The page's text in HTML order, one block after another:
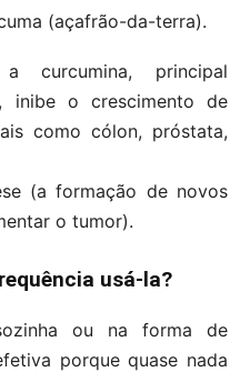
(açafrão-da-terra).
curcumina, principal
inibe o crescimento de
como cólon, próstata,
(a formação de novos
o tumor).
usá-la?
ou na forma de
porque quase nada